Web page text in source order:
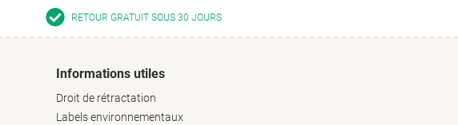
RETOUR GRATUIT SOUS 30 JOURS
Informations utiles
Droit de rétractation
Labels environnementaux